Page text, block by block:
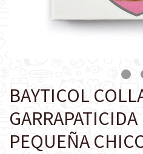
BAYTICOL
GARRAPATICIDA
PEQUEÑA